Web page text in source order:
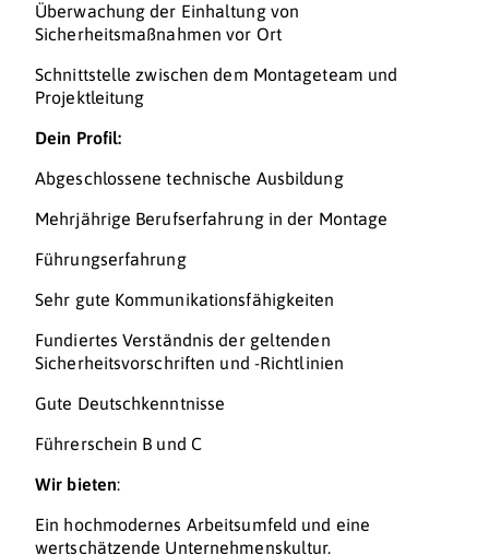
Überwachung der Einhaltung von
Sicherheitsmaßnahmen vor Ort
Schnittstelle zwischen dem Montageteam und
Projektleitung
Dein Profil:
Abgeschlossene technische Ausbildung
Mehrjährige Berufserfahrung in der Montage
Führungserfahrung
Sehr gute Kommunikationsfähigkeiten
Fundiertes Verständnis der geltenden
Sicherheitsvorschriften und -Richtlinien
Gute Deutschkenntnisse
Führerschein B und C
Wir bieten:
Ein hochmodernes Arbeitsumfeld und eine
wertschätzende Unternehmenskultur.